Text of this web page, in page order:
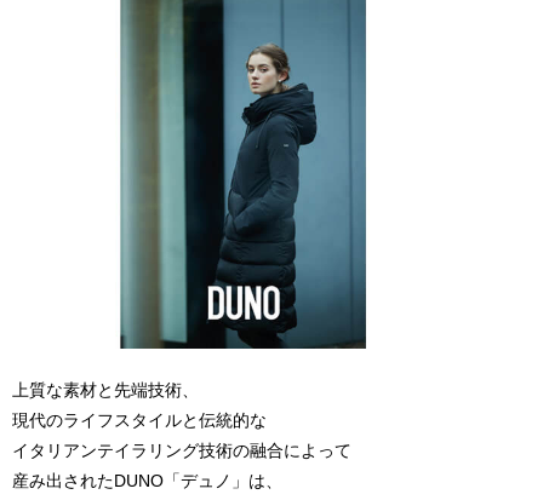
上質な素材と先端技術、
現代のライフスタイルと伝統的な
イタリアンテイラリング技術の融合によって
産み出されたDUNO「デュノ」は、